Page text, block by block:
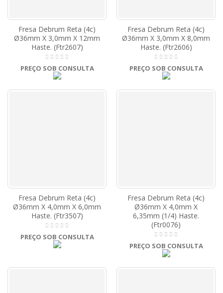
Fresa Debrum Reta (4c)
Ø36mm X 3,0mm X 12mm
Haste. (Ftr2607)
PREÇO SOB CONSULTA
Fresa Debrum Reta (4c)
Ø36mm X 3,0mm X 8,0mm
Haste. (Ftr2606)
PREÇO SOB CONSULTA
Fresa Debrum Reta (4c)
Ø36mm X 4,0mm X 6,0mm
Haste. (Ftr3507)
PREÇO SOB CONSULTA
Fresa Debrum Reta (4c)
Ø36mm X 4,0mm X
6,35mm (1/4) Haste.
(Ftr0076)
PREÇO SOB CONSULTA